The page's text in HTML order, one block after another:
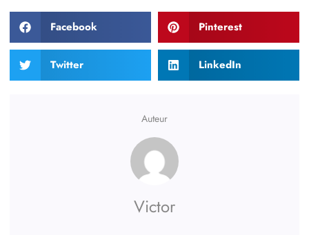
Facebook Pinterest
Twitter LinkedIn
Auteur
Victor